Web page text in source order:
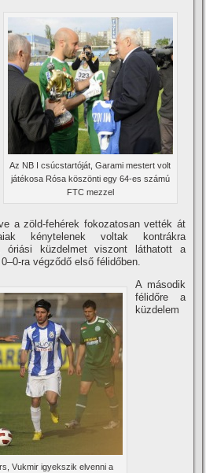
Az NB I csúcstartóját, Garami mestert volt
játékosa Rósa köszönti egy 64-es számú
FTC mezzel
a zöld-fehérek fokozatosan vették át
kénytelenek voltak kontrákra
óriási küzdelmet viszont láthatott a
ra végződő első félidőben.
Vukmir igyekszik elvenni a
A második
félidőre a
küzdelem